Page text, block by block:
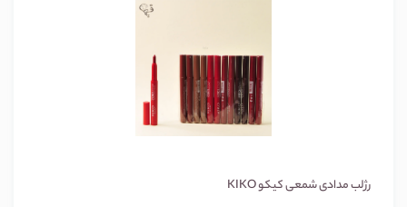
رژلب مدادی شمعی کیکو KIKO